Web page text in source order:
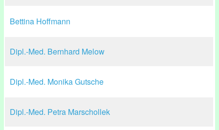
Bettina Hoffmann
Dipl.-Med. Bernhard Melow
Dipl.-Med. Monika Gutsche
Dipl.-Med. Petra Marschollek